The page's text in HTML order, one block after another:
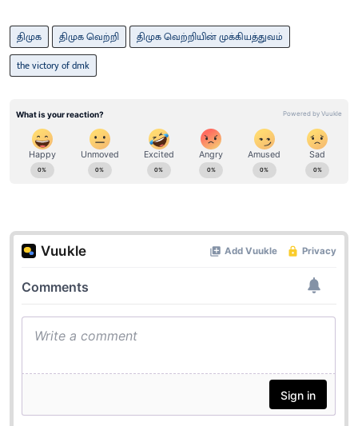
திமுக திமுக வெற்றி
திமுக வெற்றியின் முக்கியத்துவம்
the victory of dmk